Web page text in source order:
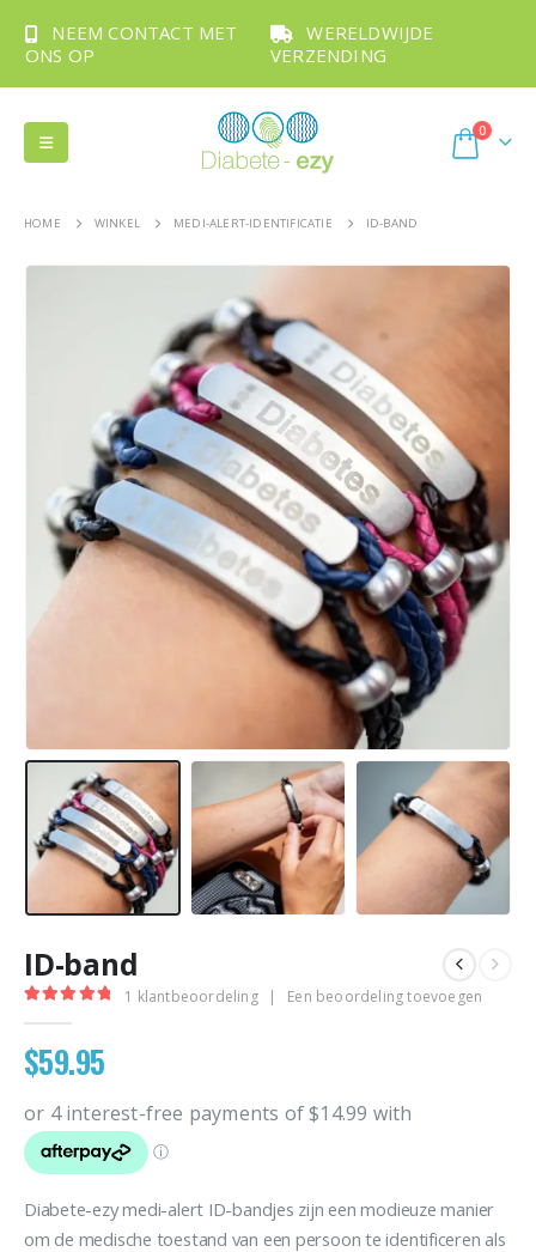
NEEM CONTACT MET
ONS OP
WERELDWIJDE
VERZENDING
0
HOME WINKEL MEDI-ALERT-IDENTIFICATIE ID-BAND
ID-band
1 klantbeoordeling | Een beoordeling toevoegen
$59.95
Diabete-ezy medi-alert ID-bandjes zijn een modieuze manier
om de medische toestand van een persoon te identificeren als